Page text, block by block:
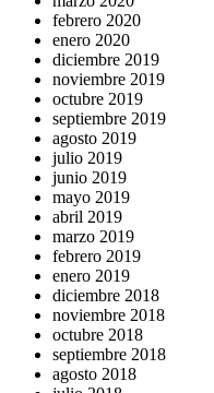
febrero 2020
enero 2020
diciembre 2019
noviembre 2019
octubre 2019
septiembre 2019
agosto 2019
julio 2019
junio 2019
mayo 2019
abril 2019
marzo 2019
febrero 2019
enero 2019
diciembre 2018
noviembre 2018
octubre 2018
septiembre 2018
agosto 2018